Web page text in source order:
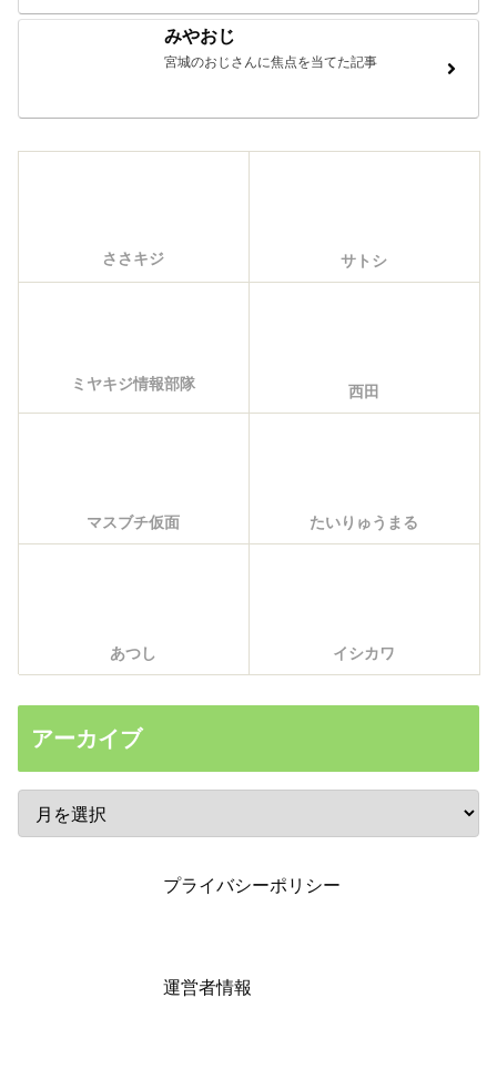
みやおじ
宮城のおじさんに焦点を当てた記事
ささキジ サトシ
ミヤキジ情報部隊 西田
マスブチ仮面 たいりゅうまる
あつし イシカワ
アーカイブ
プライバシーポリシー
運営者情報